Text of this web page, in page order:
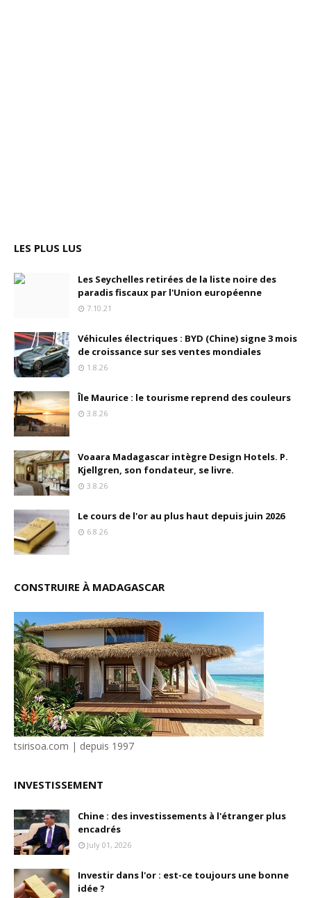
LES PLUS LUS
Les Seychelles retirées de la liste noire des
paradis fiscaux par l'Union européenne
7.10.21
Véhicules électriques : BYD (Chine) signe 3 mois
de croissance sur ses ventes mondiales
1.8.26
Île Maurice : le tourisme reprend des couleurs
3.8.26
Voaara Madagascar intègre Design Hotels. P.
Kjellgren, son fondateur, se livre.
3.8.26
Le cours de l'or au plus haut depuis juin 2026
6.8.26
CONSTRUIRE À MADAGASCAR
tsirisoa.com | depuis 1997
INVESTISSEMENT
Chine : des investissements à l'étranger plus
encadrés
July 01, 2026
Investir dans l'or : est-ce toujours une bonne
idée ?